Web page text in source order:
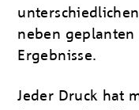
neben
Ergebnisse.
Jeder Druck hat